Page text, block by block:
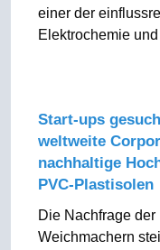
einer der
Elektrochemie
Start-ups
weltweite
nachhaltige
PVC-Plastisolen
Die Nachfrage
Weichmachern